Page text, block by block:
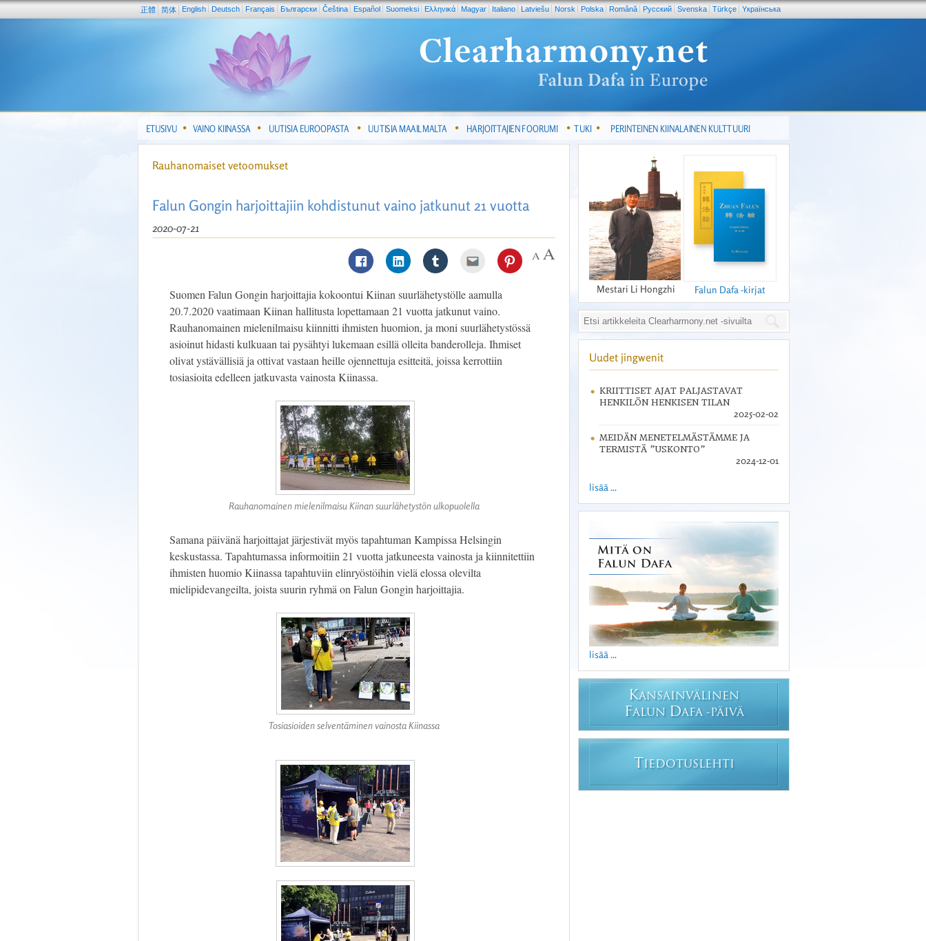
正體 简体 English Deutsch Français Български Čeština Español Suomeksi Ελληνικά Magyar Italiano Latviešu Norsk Polska Română Pусский Svenska Türkçe Yкраїнська
ETUSIVU VAINO KIINASSA UUTISIA EUROOPASTA UUTISIA MAAILMALTA HARJOITTAJIEN FOORUMI TUKI PERINTEINEN KIINALAINEN KULTTUURI
Rauhanomaiset vetoomukset
Falun Gongin harjoittajiin kohdistunut vaino jatkunut 21 vuotta
2020-07-21
Suomen Falun Gongin harjoittajia kokoontui Kiinan suurlähetystölle aamulla
20.7.2020 vaatimaan Kiinan hallitusta lopettamaan 21 vuotta jatkunut vaino.
Rauhanomainen mielenilmaisu kiinnitti ihmisten huomion, ja moni suurlähetystössä
asioinut hidasti kulkuaan tai pysähtyi lukemaan esillä olleita banderolleja. Ihmiset
olivat ystävällisiä ja ottivat vastaan heille ojennettuja esitteitä, joissa kerrottiin
tosiasioita edelleen jatkuvasta vainosta Kiinassa.
Rauhanomainen mielenilmaisu Kiinan suurlähetystön ulkopuolella
Samana päivänä harjoittajat järjestivät myös tapahtuman Kampissa Helsingin
keskustassa. Tapahtumassa informoitiin 21 vuotta jatkuneesta vainosta ja kiinnitettiin
ihmisten huomio Kiinassa tapahtuviin elinryöstöihin vielä elossa olevilta
mielipidevangeilta, joista suurin ryhmä on Falun Gongin harjoittajia.
Tosiasioiden selventäminen vainosta Kiinassa
Mestari Li Hongzhi Falun Dafa -kirjat
Uudet jingwenit
KRIITTISET AJAT PALJASTAVAT
HENKILÖN HENKISEN TILAN
2025-02-02
MEIDÄN MENETELMÄSTÄMME JA
TERMISTÄ ”USKONTO”
2024-12-01
lisää ...
lisää ...
KANSAINVÄLINEN
FALUN DAFA -PÄIVÄ
T IEDOTUSLEHTI